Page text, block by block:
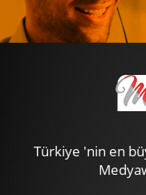
Türkiye 'nin en